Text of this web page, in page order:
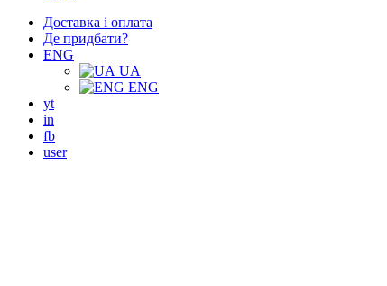
Доставка і оплата
Де придбати?
ENG
UA
ENG
yt
in
fb
user